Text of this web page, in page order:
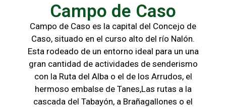
Campo de Caso
Campo de Caso es la capital del Concejo de
Caso, situado en el curso alto del río Nalón.
Esta rodeado de un entorno ideal para un una
gran cantidad de actividades de senderismo
con la Ruta del Alba o el de los Arrudos, el
hermoso embalse de Tanes,Las rutas a la
cascada del Tabayón, a Brañagallones o el